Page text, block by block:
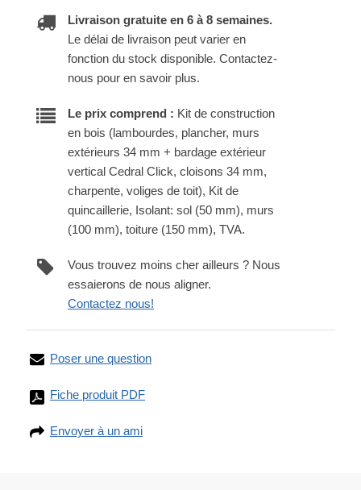
Livraison gratuite en 6 à 8 semaines.
Le délai de livraison peut varier en
fonction du stock disponible. Contactez-
nous pour en savoir plus.
Le prix comprend : Kit de construction
en bois (lambourdes, plancher, murs
extérieurs 34 mm + bardage extérieur
vertical Cedral Click, cloisons 34 mm,
charpente, voliges de toit), Kit de
quincaillerie, Isolant: sol (50 mm), murs
(100 mm), toiture (150 mm), TVA.
Vous trouvez moins cher ailleurs ? Nous
essaierons de nous aligner.
Contactez nous!
Poser une question
Fiche produit PDF
Envoyer à un ami